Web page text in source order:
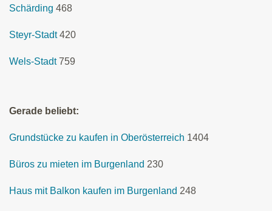
Schärding 468
Steyr-Stadt 420
Wels-Stadt 759
Gerade beliebt:
Grundstücke zu kaufen in Oberösterreich 1404
Büros zu mieten im Burgenland 230
Haus mit Balkon kaufen im Burgenland 248